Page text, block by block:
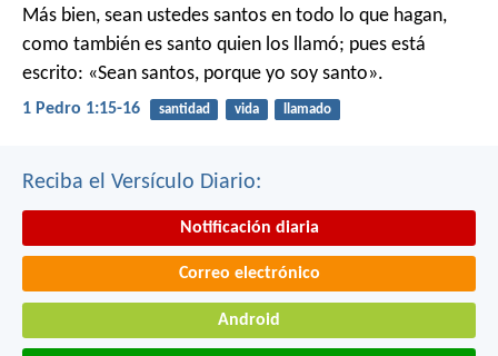
Más bien, sean ustedes santos en todo lo que hagan,
como también es santo quien los llamó; pues está
escrito: «Sean santos, porque yo soy santo».
1 Pedro 1:15-16 santidad vida llamado
Reciba el Versículo Diario:
Notificación diaria
Correo electrónico
Android